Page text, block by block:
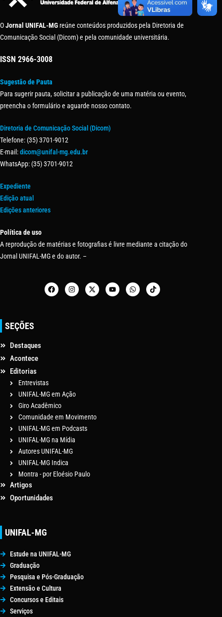
OJornal UNIFAL-MG reúne conteúdos produzidos pela Diretoria de
Comunicação Social (Dicom) e pela comunidade universitária.
ISSN 2966-3008
Sugestão de Pauta
Para sugerir pauta, solicitar a publicação de uma matéria ou evento,
preencha o formulário e aguarde nosso contato.
Diretoria de Comunicação Social (Dicom)
Telefone: (35) 3701-9012
E-mail:dicom@unifal-mg.edu.br
WhatsApp: (35) 3701-9012
Expediente
Edição atual
Edições anteriores
Política de uso
A reprodução de matérias e fotografias é livre mediante a citação do
Jornal UNIFAL-MG e do autor. –
SEÇÕES
Destaques
Acontece
Editorias
Entrevistas
UNIFAL-MG em Ação
Giro Acadêmico
Comunidade em Movimento
UNIFAL-MG em Podcasts
UNIFAL-MG na Mídia
Autores UNIFAL-MG
UNIFAL-MG Indica
Montra - por Eloésio Paulo
Artigos
Oportunidades
UNIFAL-MG
Estude na UNIFAL-MG
Graduação
Pesquisa e Pós-Graduação
Extensão e Cultura
Concursos e Editais
Serviços